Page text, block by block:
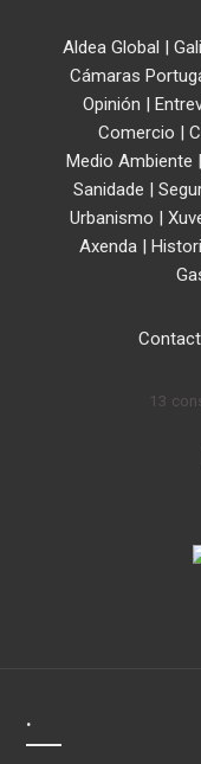
Aldea Global
Cámaras
Opinión
Comercio
Medio Ambiente
Sanidade
Urbanismo
Axenda|
13
.